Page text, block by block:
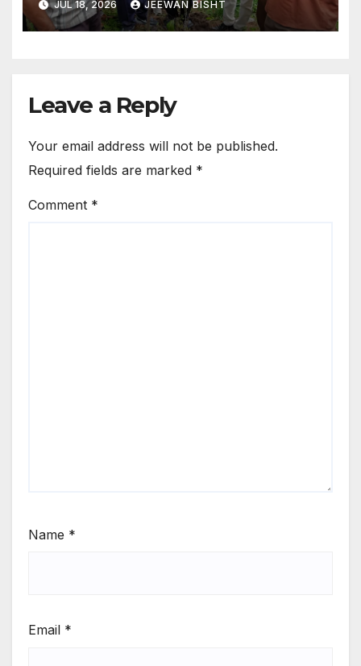
JUL 18, 2026 JEEWAN BISHT
Leave a Reply
Your email address will not be published.
Required fields are marked *
Comment *
Name *
Email *